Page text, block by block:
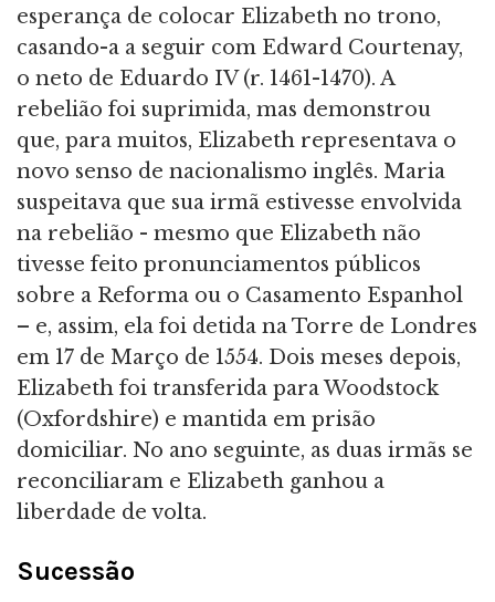
esperança de colocar Elizabeth no trono,
casando-a a seguir com Edward Courtenay,
o neto de Eduardo IV (r. 1461-1470). A
rebelião foi suprimida, mas demonstrou
que, para muitos, Elizabeth representava o
novo senso de nacionalismo inglês. Maria
suspeitava que sua irmã estivesse envolvida
na rebelião - mesmo que Elizabeth não
tivesse feito pronunciamentos públicos
sobre a Reforma ou o Casamento Espanhol
– e, assim, ela foi detida na Torre de Londres
em 17 de Março de 1554. Dois meses depois,
Elizabeth foi transferida para Woodstock
(Oxfordshire) e mantida em prisão
domiciliar. No ano seguinte, as duas irmãs se
reconciliaram e Elizabeth ganhou a
liberdade de volta.
Sucessão